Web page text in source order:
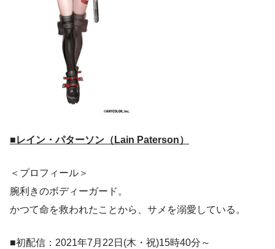
■レイン・パターソン（Lain Paterson）
＜プロフィール＞
腕利きのボディーガード。
かつて命を救われたことから、サメを溺愛している。
■初配信：2021年7月22日(木・祝)15時40分～